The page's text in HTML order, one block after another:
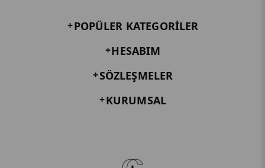
POPÜLER KATEGORILER
HESABIM
SÖZLEŞMELER
KURUMSAL